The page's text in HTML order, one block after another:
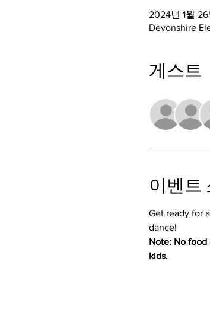
2024년 1월
Devonshire
게스트
이벤트
Get ready for
dance!
Note: No food
kids.